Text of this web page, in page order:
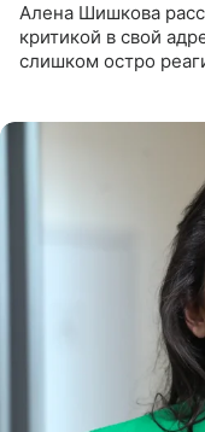
Алена Шишкова
критикой в свой
слишком остро